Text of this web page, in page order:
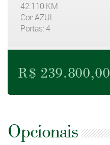
42.110 KM
Cor: AZUL
Portas: 4
R$ 239.800,00
Opcionais